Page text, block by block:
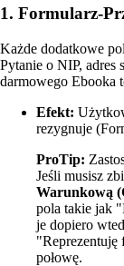
1. Formularz-
Każde dodatkowe
Pytanie o NIP, adres
darmowego Ebooka
Efekt:
rezygnuje
ProTip:
Jeśli musisz
Warunkową
pola takie jak
je dopiero
połowę.